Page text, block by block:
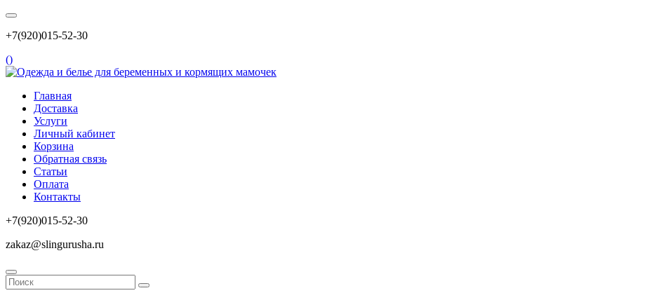
+7(920)015-52-30
()
Главная
Доставка
Услуги
Личный кабинет
Корзина
Обратная связь
Статьи
Оплата
Контакты
+7(920)015-52-30
zakaz@slingurusha.ru